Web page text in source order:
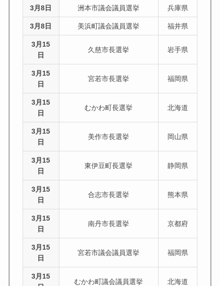
3月8日 洲本市議会議員選挙 兵庫県
3月8日 美浜町議会議員選挙 福井県
3月15
日
久慈市長選挙 岩手県
3月15
日
宮若市長選挙 福岡県
3月15
日
むかわ町長選挙 北海道
3月15
日
美作市長選挙 岡山県
3月15
日
東伊豆町長選挙 静岡県
3月15
日
合志市長選挙 熊本県
3月15
日
南丹市長選挙 京都府
3月15
日
宮若市議会議員選挙 福岡県
3月15
むかわ町議会議員選挙 北海道